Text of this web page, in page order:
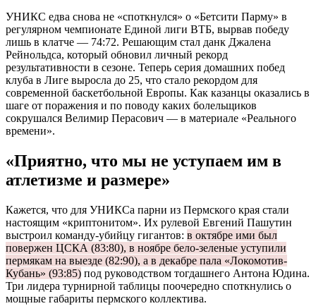
УНИКС едва снова не «споткнулся» о «Бетсити Парму» в
регулярном чемпионате Единой лиги ВТБ, вырвав победу
лишь в клатче — 74:72. Решающим стал данк Джалена
Рейнольдса, который обновил личный рекорд
результативности в сезоне. Теперь серия домашних побед
клуба в Лиге выросла до 25, что стало рекордом для
современной баскетбольной Европы. Как казанцы оказались в
шаге от поражения и по поводу каких болельщиков
сокрушался Велимир Перасович — в материале «Реального
времени».
«Приятно, что мы не уступаем им в
атлетизме и размере»
Кажется, что для УНИКСа парни из Пермского края стали
настоящим «криптонитом». Их рулевой Евгений Пашутин
выстроил команду-убийцу гигантов: в октябре ими был
повержен ЦСКА (83:80), в ноябре бело-зеленые уступили
пермякам на выезде (82:90), а в декабре пала «Локомотив-
Кубань» (93:85) под руководством тогдашнего Антона Юдина.
Три лидера турнирной таблицы поочередно споткнулись о
мощные габариты пермского коллектива.